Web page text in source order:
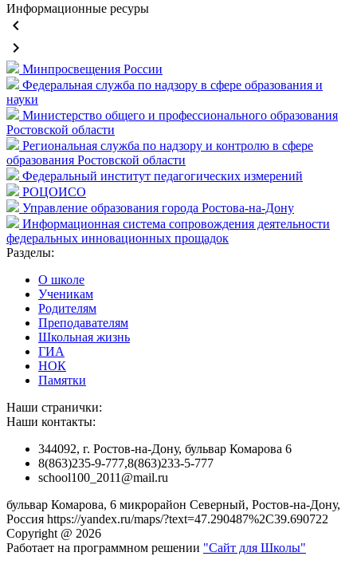
Информационные ресуры
keyboard_arrow_left
keyboard_arrow_right
Минпросвещения России
Федеральная служба по надзору в сфере образования и
науки
Министерство общего и профессионального образования
Ростовской области
Региональная служба по надзору и контролю в сфере
образования Ростовской области
Федеральный институт педагогических измерений
РОЦОИСО
Управление образования города Ростова-на-Дону
Информационная система сопровождения деятельности
федеральных инновационных прощадок
Разделы:
О школе
Ученикам
Родителям
Преподавателям
Школьная жизнь
ГИА
НОК
Памятки
Наши странички:
Наши контакты:
344092, г. Ростов-на-Дону, бульвар Комарова 6
8(863)235-9-777,8(863)233-5-777
school100_2011@mail.ru
бульвар Комарова, 6 микрорайон Северный, Ростов-на-Дону,
Россия https://yandex.ru/maps/?text=47.290487%2C39.690722
Copyright @ 2026
Работает на программном решении "Сайт для Школы"